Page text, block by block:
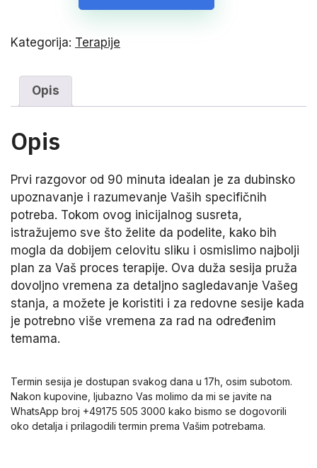
Kategorija: Terapije
Opis
Opis
Prvi razgovor od 90 minuta idealan je za dubinsko
upoznavanje i razumevanje Vaših specifičnih
potreba. Tokom ovog inicijalnog susreta,
istražujemo sve što želite da podelite, kako bih
mogla da dobijem celovitu sliku i osmislimo najbolji
plan za Vaš proces terapije. Ova duža sesija pruža
dovoljno vremena za detaljno sagledavanje Vašeg
stanja, a možete je koristiti i za redovne sesije kada
je potrebno više vremena za rad na određenim
temama.
Termin sesija je dostupan svakog dana u 17h, osim subotom.
Nakon kupovine, ljubazno Vas molimo da mi se javite na
WhatsApp broj +49175 505 3000 kako bismo se dogovorili
oko detalja i prilagodili termin prema Vašim potrebama.